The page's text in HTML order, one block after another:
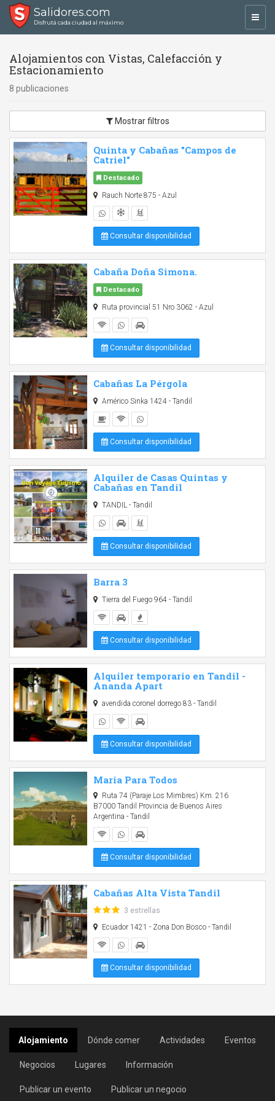
Salidores.com
Disfrutá cada ciudad al máximo
Alojamientos con Vistas, Calefacción y
Estacionamiento
8 publicaciones
Mostrar filtros
Quinta y Cabañas "Campos de
Catriel"
Destacado
Rauch Norte 875 - Azul
Consultar disponibilidad
Cabaña Doña Simona.
Destacado
Ruta provincial 51 Nro 3062 - Azul
Consultar disponibilidad
Cabañas La Pérgola
Américo Sinka 1424 - Tandil
Consultar disponibilidad
Alquiler de Casas Quintas y
Cabañas en Tandil
TANDIL - Tandil
Consultar disponibilidad
Barra 3
Tierra del Fuego 964 - Tandil
Consultar disponibilidad
Alquiler temporario en Tandil -
Ananda Apart
avendida coronel dorrego 83 - Tandil
Consultar disponibilidad
Maria Para Todos
Ruta 74 (Paraje Los Mimbres) Km. 216
B7000 Tandil Provincia de Buenos Aires
Argentina - Tandil
Consultar disponibilidad
Cabañas Alta Vista Tandil
3 estrellas
Ecuador 1421 - Zona Don Bosco - Tandil
Consultar disponibilidad
Alojamiento Dónde comer Actividades Eventos
Negocios Lugares Información
Publicar un evento Publicar un negocio